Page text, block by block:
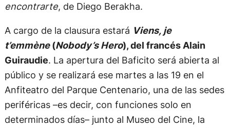
encontrarte, de Diego Berakha.
A cargo de la clausura estará Viens, je
t’emmène(Nobody’s Hero), del francés Alain
Guiraudie. La apertura del Baficito será abierta al
público y se realizará ese martes a las 19 en el
Anfiteatro del Parque Centenario, una de las sedes
periféricas –es decir, con funciones solo en
determinados días– junto al Museo del Cine, la